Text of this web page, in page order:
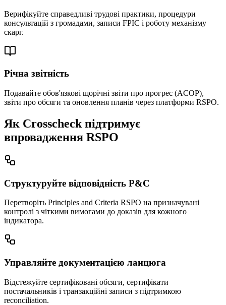
Верифікуйте справедливі трудові практики, процедури
консультацій з громадами, записи FPIC і роботу механізму
скарг.
Річна звітність
Подавайте обов'язкові щорічні звіти про прогрес (ACOP),
звіти про обсяги та оновлення планів через платформи RSPO.
Як Crosscheck підтримує
впровадження RSPO
Структуруйте відповідність P&C
Перетворіть Principles and Criteria RSPO на призначувані
контролі з чіткими вимогами до доказів для кожного
індикатора.
Управляйте документацією ланцюга
Відстежуйте сертифіковані обсяги, сертифікати
постачальників і транзакційні записи з підтримкою
reconciliation.